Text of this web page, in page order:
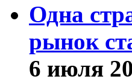
Одна
рынок
6 июля